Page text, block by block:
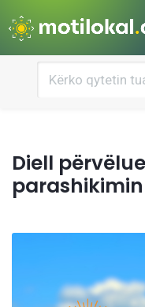
Diell